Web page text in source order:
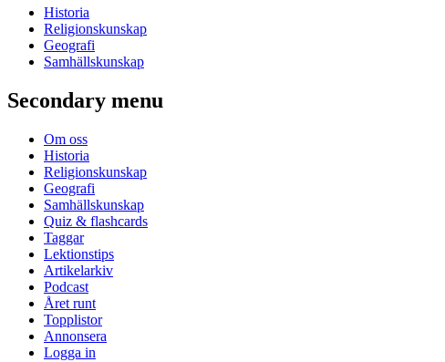
Historia
Religionskunskap
Geografi
Samhällskunskap
Secondary menu
Om oss
Historia
Religionskunskap
Geografi
Samhällskunskap
Quiz & flashcards
Taggar
Lektionstips
Artikelarkiv
Podcast
Året runt
Topplistor
Annonsera
Logga in